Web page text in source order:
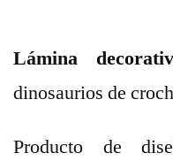
Lámina
dinosaurios de
Producto de